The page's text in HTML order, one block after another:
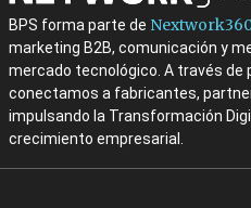
BPS forma parte de
marketing B2B, comunicación y
mercado tecnológico. A través
conectamos a fabricantes,
impulsando la Transformación
crecimiento empresarial.